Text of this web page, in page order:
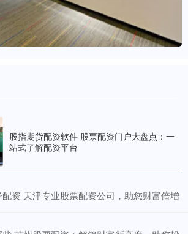
股指期货配资软件 股票配资门户大盘点：一
站式了解配资平台
资 天津专业股票配资公司，助您财富倍增